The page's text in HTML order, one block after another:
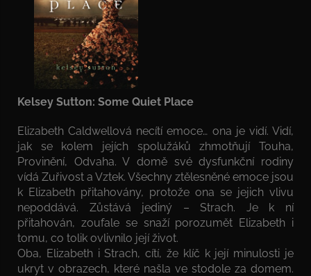
Kelsey Sutton: Some Quiet Place
Elizabeth Caldwellová necítí emoce… ona je vidí. Vidí,
jak se kolem jejích spolužáků zhmotňují Touha,
Provinění, Odvaha. V domě své dysfunkční rodiny
vídá Zuřivost a Vztek. Všechny ztělesněné emoce jsou
k Elizabeth přitahovány, protože ona se jejich vlivu
nepoddává. Zůstává jediný – Strach. Je k ní
přitahován, zoufale se snaží porozumět Elizabeth i
tomu, co tolik ovlivnilo její život.
Oba, Elizabeth i Strach, cítí, že klíč k její minulosti je
ukryt v obrazech, které našla ve stodole za domem.